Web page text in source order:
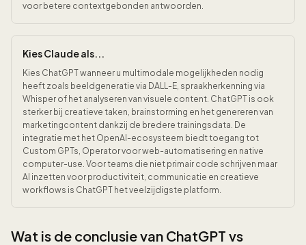
voor betere contextgebonden antwoorden.
Kies Claude als...
Kies ChatGPT wanneer u multimodale mogelijkheden nodig
heeft zoals beeldgeneratie via DALL-E, spraakherkenning via
Whisper of het analyseren van visuele content. ChatGPT is ook
sterker bij creatieve taken, brainstorming en het genereren van
marketingcontent dankzij de bredere trainingsdata. De
integratie met het OpenAI-ecosysteem biedt toegang tot
Custom GPTs, Operator voor web-automatisering en native
computer-use. Voor teams die niet primair code schrijven maar
AI inzetten voor productiviteit, communicatie en creatieve
workflows is ChatGPT het veelzijdigste platform.
Wat is de conclusie van ChatGPT vs